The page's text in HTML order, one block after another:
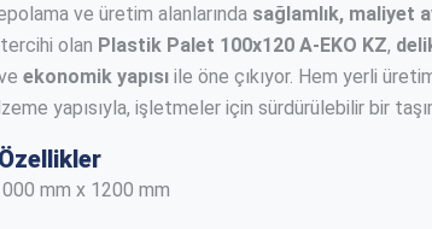
ve üretim alanlarında sağlamlık, maliyet
olan Plastik Palet 100x120 A-EKO KZ,
ekonomik yapısı ile öne çıkıyor. Hem yerli
yapısıyla, işletmeler için sürdürülebilir bir
mm x 1200 mm